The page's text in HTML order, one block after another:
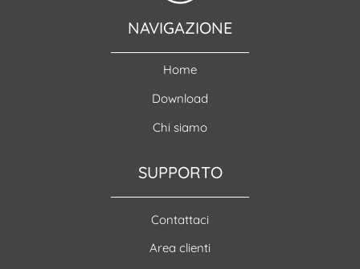
NAVIGAZIONE
Home
Download
Chi siamo
SUPPORTO
Contattaci
Area clienti